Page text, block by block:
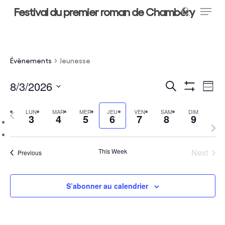
Festival du premier roman de Chambéry Menu
Évènements Jeunesse
Recherche
Navigation
De
Évènements
Recherche
Filtres
Week
8/3/2026
date.LUN
3 MAR
4 MER
5 JEU
6 VEN
7 SAM
8 DIM
9
Previous
Next
week
Previous This Week Next
S’abonner au calendrier